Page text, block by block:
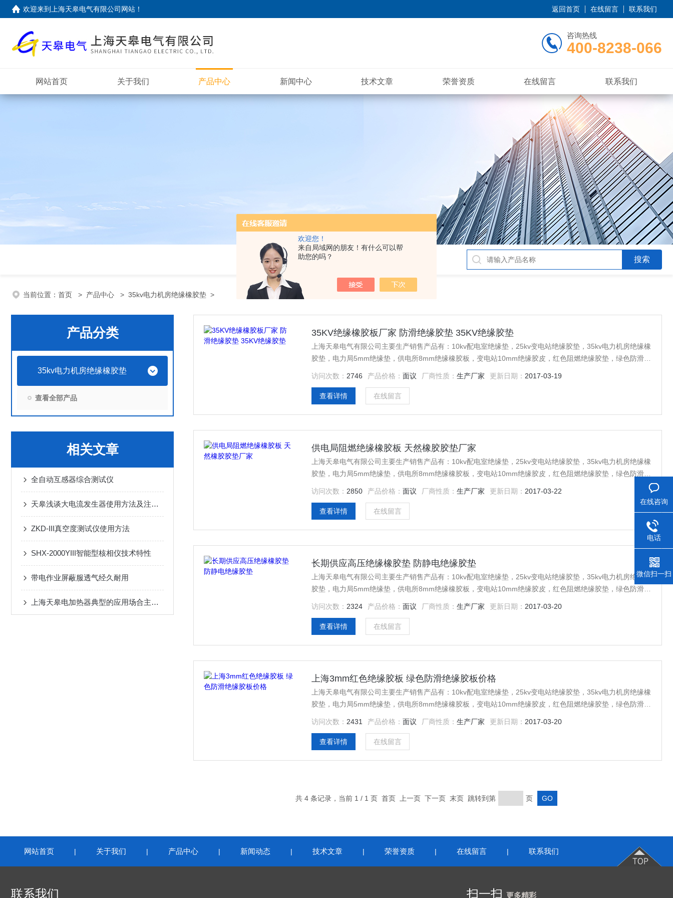
欢迎您！
来自局域网的朋友！有什么可以帮
助您的吗？
欢迎来到上海天皋电气有限公司网站！ 返回首页 在线留言 联系我们
咨询热线
400-8238-066
网站首页 关于我们 产品中心 新闻中心 技术文章 荣誉资质 在线留言 联系我们
当前位置： 首页 > 产品中心 > 35kv电力机房绝缘橡胶垫 >
产品分类
35kv电力机房绝缘橡胶垫
查看全部产品
相关文章
全自动互感器综合测试仪
天皋浅谈大电流发生器使用方法及注意事项
ZKD-III真空度测试仪使用方法
SHX-2000YIII智能型核相仪技术特性
带电作业屏蔽服透气经久耐用
上海天皋电加热器典型的应用场合主要有
35KV绝缘橡胶板厂家 防滑绝缘胶垫 35KV绝缘胶垫
上海天皋电气有限公司主要生产销售产品有：10kv配电室绝缘垫，25kv变电站绝缘胶垫，35kv电力机房绝缘橡
胶垫，电力局5mm绝缘垫，供电所8mm绝缘橡胶板，变电站10mm绝缘胶皮，红色阻燃绝缘胶垫，绿色防滑绝
访问次数： 2746 产品价格： 面议 厂商性质： 生产厂家 更新日期： 2017-03-19
查看详情 在线留言
供电局阻燃绝缘橡胶板 天然橡胶胶垫厂家
上海天皋电气有限公司主要生产销售产品有：10kv配电室绝缘垫，25kv变电站绝缘胶垫，35kv电力机房绝缘橡
胶垫，电力局5mm绝缘垫，供电所8mm绝缘橡胶板，变电站10mm绝缘胶皮，红色阻燃绝缘胶垫，绿色防滑绝
访问次数： 2850 产品价格： 面议 厂商性质： 生产厂家 更新日期： 2017-03-22
查看详情 在线留言
长期供应高压绝缘橡胶垫 防静电绝缘胶垫
上海天皋电气有限公司主要生产销售产品有：10kv配电室绝缘垫，25kv变电站绝缘胶垫，35kv电力机房绝缘橡
胶垫，电力局5mm绝缘垫，供电所8mm绝缘橡胶板，变电站10mm绝缘胶皮，红色阻燃绝缘胶垫，绿色防滑绝
访问次数： 2324 产品价格： 面议 厂商性质： 生产厂家 更新日期： 2017-03-20
查看详情 在线留言
上海3mm红色绝缘胶板 绿色防滑绝缘胶板价格
上海天皋电气有限公司主要生产销售产品有：10kv配电室绝缘垫，25kv变电站绝缘胶垫，35kv电力机房绝缘橡
胶垫，电力局5mm绝缘垫，供电所8mm绝缘橡胶板，变电站10mm绝缘胶皮，红色阻燃绝缘胶垫，绿色防滑绝
访问次数： 2431 产品价格： 面议 厂商性质： 生产厂家 更新日期： 2017-03-20
查看详情 在线留言
共 4 条记录，当前 1 / 1 页 首页 上一页 下一页 末页 跳转到第 页
网站首页 | 关于我们 | 产品中心 | 新闻动态 | 技术文章 | 荣誉资质 | 在线留言 | 联系我们
联系我们 扫一扫 更多精彩
在线咨询
电话
微信扫一扫